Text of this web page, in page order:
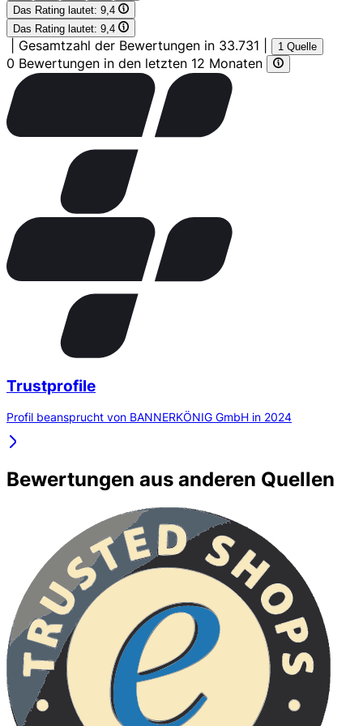
Das Rating lautet: 9,4
Das Rating lautet: 9,4
Gesamtzahl der Bewertungen in 33.731 1 Quelle
0 Bewertungen in den letzten 12 Monaten
Trustprofile
Profil beansprucht von BANNERKÖNIG GmbH in 2024
Bewertungen aus anderen Quellen